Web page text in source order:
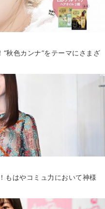
秋色カンナ”をテーマにさまざ
もはやコミュ力において神様